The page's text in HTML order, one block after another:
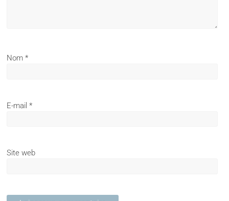
Nom*
E-mail*
Site web